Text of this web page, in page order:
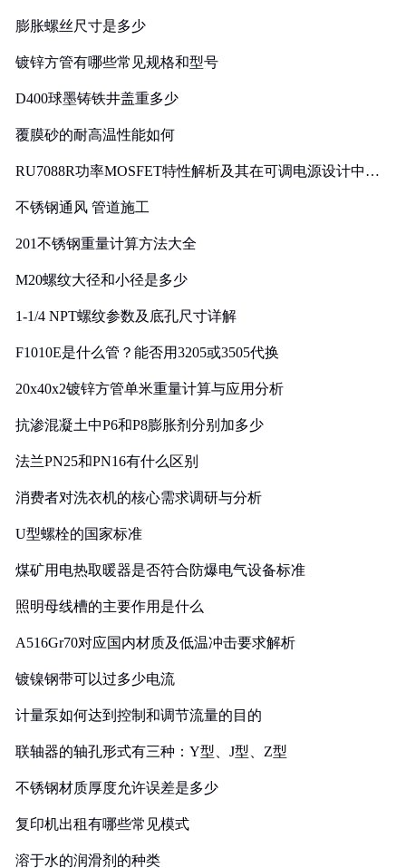
膨胀螺丝尺寸是多少
镀锌方管有哪些常见规格和型号
D400球墨铸铁井盖重多少
覆膜砂的耐高温性能如何
RU7088R功率MOSFET特性解析及其在可调电源设计中的
不锈钢通风 管道施工
201不锈钢重量计算方法大全
M20螺纹大径和小径是多少
1-1/4 NPT螺纹参数及底孔尺寸详解
F1010E是什么管？能否用3205或3505代换
20x40x2镀锌方管单米重量计算与应用分析
抗渗混凝土中P6和P8膨胀剂分别加多少
法兰PN25和PN16有什么区别
消费者对洗衣机的核心需求调研与分析
U型螺栓的国家标准
煤矿用电热取暖器是否符合防爆电气设备标准
照明母线槽的主要作用是什么
A516Gr70对应国内材质及低温冲击要求解析
镀镍钢带可以过多少电流
计量泵如何达到控制和调节流量的目的
联轴器的轴孔形式有三种：Y型、J型、Z型
不锈钢材质厚度允许误差是多少
复印机出租有哪些常见模式
溶于水的润滑剂的种类